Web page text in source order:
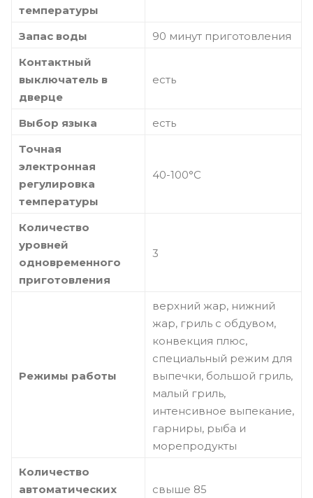
температуры
Запас воды
90 минут приготовления
Контактный
выключатель в
дверце
есть
Выбор языка
есть
Точная
электронная
регулировка
температуры
40-100°С
Количество
уровней
одновременного
приготовления
3
Режимы работы
верхний жар, нижний
жар, гриль с обдувом,
конвекция плюс,
специальный режим для
выпечки, большой гриль,
малый гриль,
интенсивное выпекание,
гарниры, рыба и
морепродукты
Количество
автоматических
свыше 85